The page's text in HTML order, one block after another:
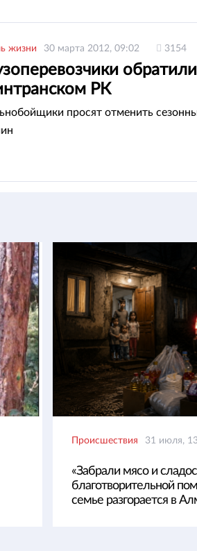
жизни 30 марта 2012, 09:02 3154
РК
просят отменить
Происшествия 31 июля,
«Забрали мясо и
благотворительной
семье разгорается в